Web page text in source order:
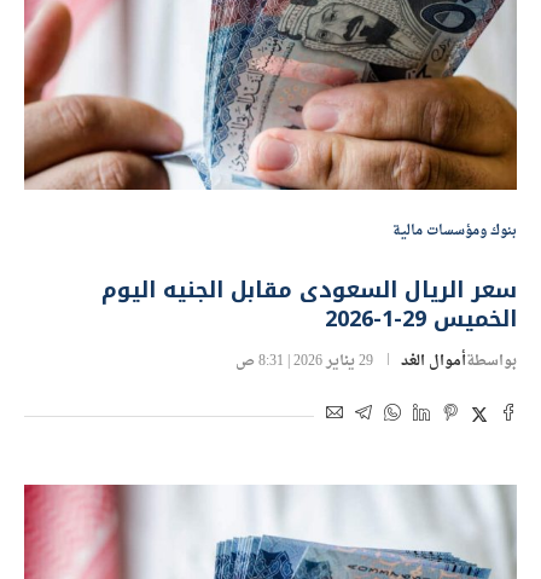
بنوك ومؤسسات مالية
سعر الريال السعودى مقابل الجنيه اليوم
الخميس 29-1-2026
بواسطةأموال الغد 29 يناير 2026 | 8:31 ص